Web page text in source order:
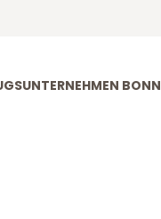
BONN